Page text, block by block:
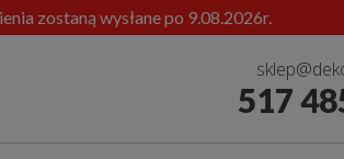
zostaną wysłane po 9.08.2026r.
517